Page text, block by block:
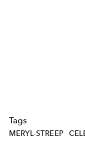
Tags
MERYL-STREEP